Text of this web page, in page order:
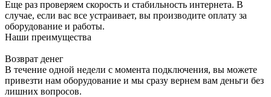
Еще раз проверяем скорость и стабильность интернета. В
случае, если вас все устраивает, вы производите оплату за
оборудование и работы.
Наши преимущества
Возврат денег
В течение одной недели с момента подключения, вы можете
привезти нам оборудование и мы сразу вернем вам деньги без
лишних вопросов.